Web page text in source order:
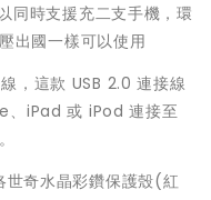
同時支援充二支手機，環
出國一樣可以使用
，這款 USB 2.0 連接線
iPad 或 iPod 連接至
奇水晶彩鑽保護殼(紅